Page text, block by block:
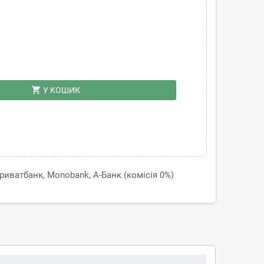
shopping_cart У КОШИК
Monobank, А-Банк (комісія 0%)